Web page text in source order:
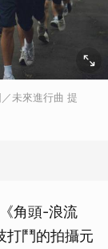
未來進行曲 提
角頭-浪流
打鬥的拍攝元